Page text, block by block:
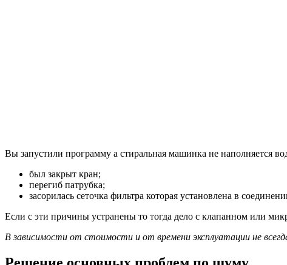
Вы запустили программу а стиральная машинка не наполняется
был закрыт кран;
перегиб патрубка;
засорилась сеточка фильтра которая установлена в
Если с эти причины устранены то тогда дело с клапанном или
В зависимости от стоимости и от времени эксплуатации не